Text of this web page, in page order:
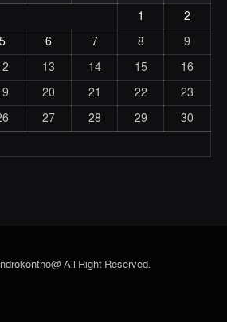
1
2
5 6 7 8
9
13 14 15
16
20 21 22
23
27 28 29
30
All Right Reserved.